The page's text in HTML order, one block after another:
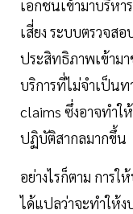
เอกชนเข้ามาบริหา
เสี่ยง ระบบตรวจส
ประสิทธิภาพเข้ามา
บริการที่ไม่จำเป็น
claims ซึ่งอาจทำใ
ปฏิบัติสากลมากขึ้น
อย่างไรก็ตาม การ
ได้แปลว่าจะทำให้